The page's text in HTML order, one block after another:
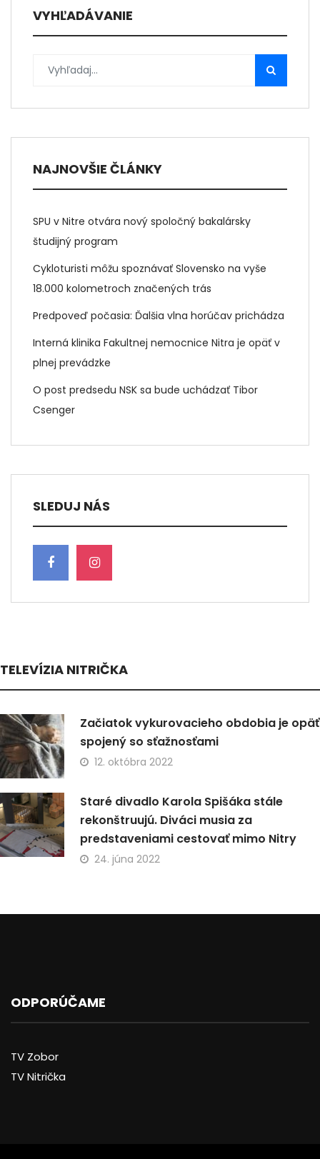
VYHĽADÁVANIE
NAJNOVŠIE ČLÁNKY
SPU v Nitre otvára nový spoločný bakalársky
študijný program
Cykloturisti môžu spoznávať Slovensko na vyše
18.000 kolometroch značených trás
Predpoveď počasia: Ďalšia vlna horúčav prichádza
Interná klinika Fakultnej nemocnice Nitra je opäť v
plnej prevádzke
O post predsedu NSK sa bude uchádzať Tibor
Csenger
SLEDUJ NÁS
TELEVÍZIA NITRIČKA
Začiatok vykurovacieho obdobia je opäť
spojený so sťažnosťami
12. októbra 2022
Staré divadlo Karola Spišáka stále
rekonštruujú. Diváci musia za
predstaveniami cestovať mimo Nitry
24. júna 2022
ODPORÚČAME
TV Zobor
TV Nitrička